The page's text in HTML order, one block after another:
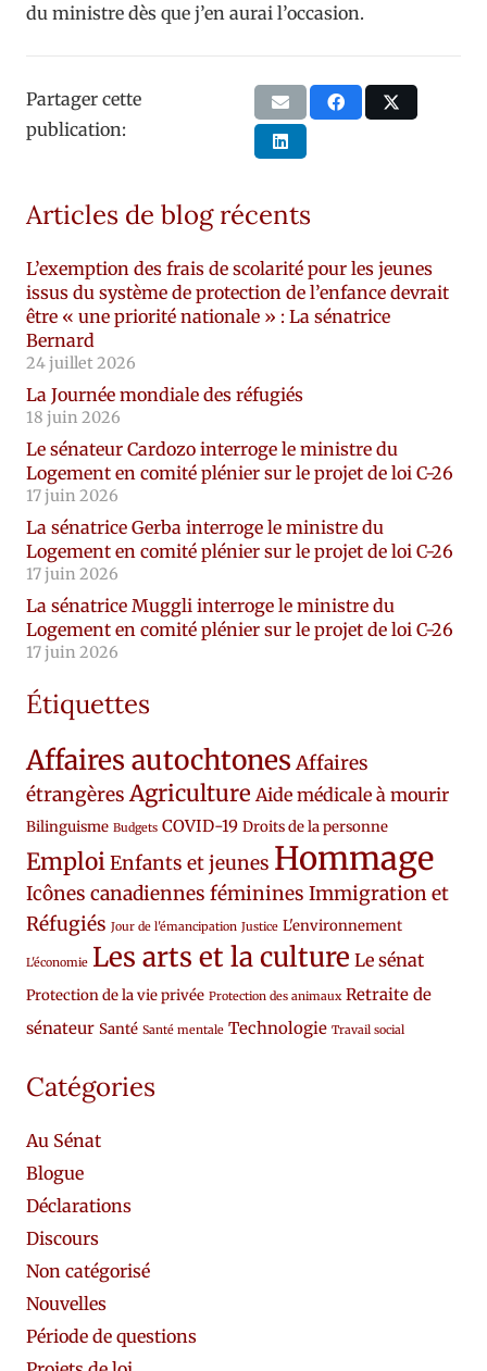
du ministre dès que j’en aurai l’occasion.
Partager cette
publication:
Articles de blog récents
L’exemption des frais de scolarité pour les jeunes
issus du système de protection de l’enfance devrait
être « une priorité nationale » : La sénatrice
Bernard
24 juillet 2026
La Journée mondiale des réfugiés
18 juin 2026
Le sénateur Cardozo interroge le ministre du
Logement en comité plénier sur le projet de loi C-26
17 juin 2026
La sénatrice Gerba interroge le ministre du
Logement en comité plénier sur le projet de loi C-26
17 juin 2026
La sénatrice Muggli interroge le ministre du
Logement en comité plénier sur le projet de loi C-26
17 juin 2026
Étiquettes
Affaires autochtones Affaires
étrangères Agriculture Aide médicale à mourir
Bilinguisme Budgets COVID-19 Droits de la personne
EmploiEnfants et jeunes Hommage
Icônes canadiennes féminines Immigration et
Réfugiés Jour de l'émancipation Justice L'environnement
L'économie Les arts et la culture Le sénat
Protection de la vie privée Protection des animaux Retraite de
sénateur Santé Santé mentale Technologie Travail social
Catégories
Au Sénat
Blogue
Déclarations
Discours
Non catégorisé
Nouvelles
Période de questions